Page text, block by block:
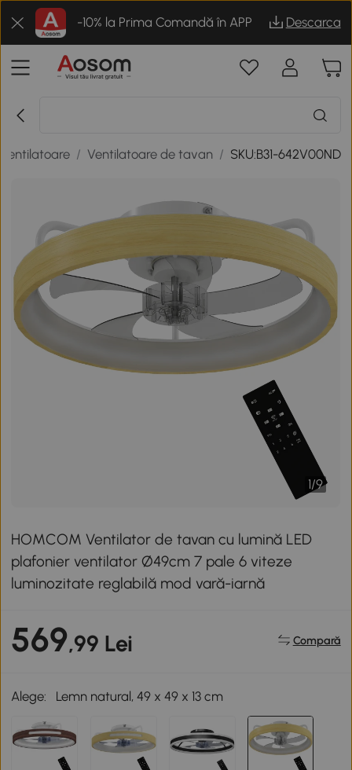
-10% la Prima Comandă în APP Descarca
Ventilatoare / Ventilatoare de tavan / SKU:B31-642V00ND
1/9
HOMCOM Ventilator de tavan cu lumină LED
plafonier ventilator Ø49cm 7 pale 6 viteze
luminozitate reglabilă mod vară-iarnă
569,99 Lei Compară
Alege: Lemn natural, 49 x 49 x 13 cm